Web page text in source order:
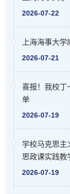
2026-07-22
上海海事大
2026-07-21
喜报！我校丁
单
2026-07-19
学校马克思主
思政课实践教
2026-07-19